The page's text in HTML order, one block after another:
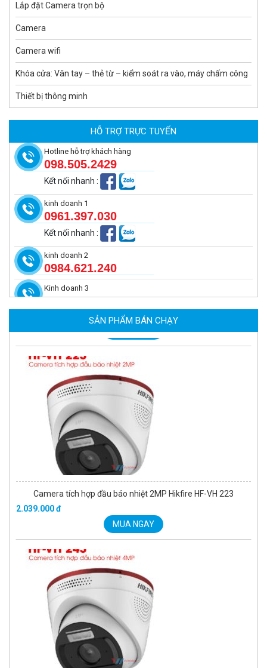
Lắp đặt Camera trọn bộ
Camera
Camera wifi
Khóa cửa: Vân tay – thẻ từ – kiểm soát ra vào, máy chấm công
Thiết bị thông minh
HỖ TRỢ TRỰC TUYẾN
Hotline hỗ trợ khách hàng
098.505.2429
Kết nối nhanh :
kinh doanh 1
0961.397.030
Kết nối nhanh :
kinh doanh 2
0984.621.240
Kinh doanh 3
SẢN PHẨM BÁN CHẠY
MUA NGAY
Camera tích hợp đầu báo nhiệt 4MP Hikfire HF-VH 243
2.350.000 đ
MUA NGAY